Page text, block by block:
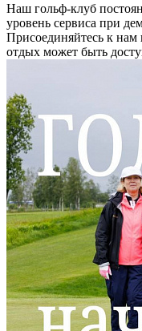
Наш гольф-клуб
уровень сервиса при
Присоединяйтесь к нам
отдых может быть